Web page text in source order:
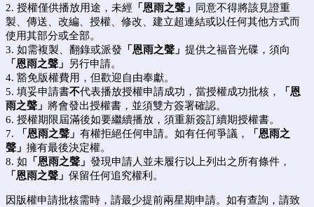
2. 授權僅供播放用途， 未經 「 恩雨之聲 」 同意不得將該見證重
製、傳送、改編、授權、修改、建立超連結或以任何其他方式而
使用其部分或全部。
3. 如需複製、翻錄或派發 「 恩雨之聲 」 提供之福音光碟，須向
「 恩雨之聲 」
另行申請。
4. 豁免版權費用，但歡迎自由奉獻。
5. 填妥申請書不代表播放授權申請成功，當授權成功批核， 「 恩
雨之聲 」 將會發出授權書，並須雙方簽署確認。
6. 授權期限屆滿後如要繼續播放，須重新簽訂續期授權書。
7. 「 恩雨之聲 」 有權拒絕任何申請。如有任何爭議， 「 恩雨之
聲 」 擁有最後決定權。
8. 如 「 恩雨之聲 」 發現申請人並未履行以上列出之所有條件，
「 恩雨之聲 」 保留任何追究權利。
因版權申請批核需時，請最少提前兩星期申請。如有查詢，請致